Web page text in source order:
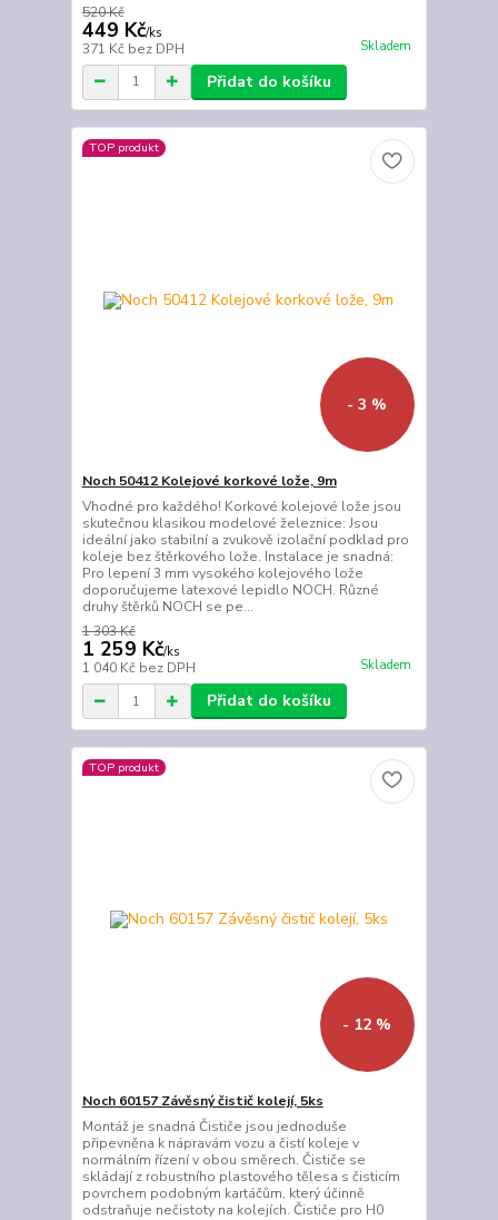
520 Kč
449 Kč/ks
371 Kč bez DPH Skladem
Přidat do košíku
TOP produkt
- 3 %
Noch 50412 Kolejové korkové lože, 9m
Vhodné pro každého! Korkové kolejové lože jsou
skutečnou klasikou modelové železnice: Jsou
ideální jako stabilní a zvukově izolační podklad pro
koleje bez štěrkového lože. Instalace je snadná:
Pro lepení 3 mm vysokého kolejového lože
doporučujeme latexové lepidlo NOCH. Různé
druhy štěrků NOCH se pe...
1 303 Kč
1 259 Kč/ks
1 040 Kč bez DPH Skladem
Přidat do košíku
TOP produkt
- 12 %
Noch 60157 Závěsný čistič kolejí, 5ks
Montáž je snadná Čističe jsou jednoduše
připevněna k nápravám vozu a čistí koleje v
normálním řízení v obou směrech. Čističe se
skládají z robustního plastového tělesa s čisticím
povrchem podobným kartáčům, který účinně
odstraňuje nečistoty na kolejích. Čističe pro H0